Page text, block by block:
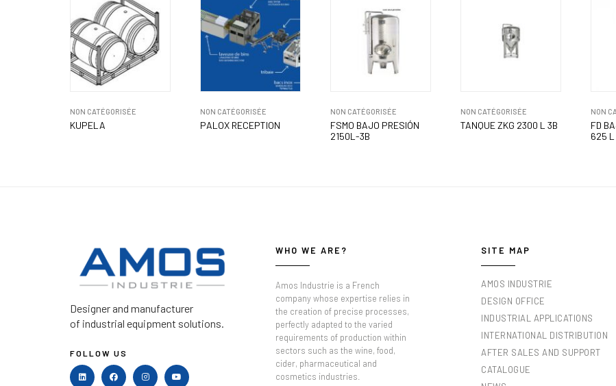
NON CATÉGORISÉE
KUPELA
NON CATÉGORISÉE
PALOX RECEPTION
NON CATÉGORISÉE
FSMO BAJO PRESIÓN
2150L-3B
NON CATÉGORISÉE
TANQUE ZKG 2300 L 3B
NON
FD
625 L
Designer and manufacturer
of industrial equipment solutions.
FOLLOW US
WHO WE ARE?
Amos Industrie is a French
company whose expertise relies in
the creation of precise processes,
perfectly adapted to the varied
requirements of production within
sectors such as the wine, food,
cider, pharmaceutical and
cosmetics industries.
SITE MAP
AMOS INDUSTRIE
DESIGN OFFICE
INDUSTRIAL APPLICATIONS
INTERNATIONAL DISTRIBUTION
AFTER SALES AND SUPPORT
CATALOGUE